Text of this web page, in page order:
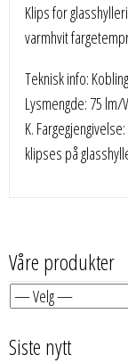
Klips for
varmhvit
Teknisk info:
Lysmengde: 75 lm/
K.
klipses på
Våre produkter
Siste nytt